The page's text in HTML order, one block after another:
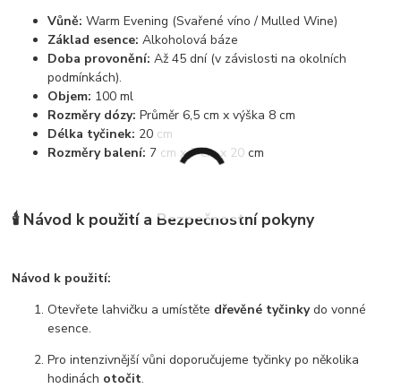
Vůně: Warm Evening (Svařené víno / Mulled Wine)
Základ esence: Alkoholová báze
Doba provonění: Až 45 dní (v závislosti na okolních
podmínkách).
Objem: 100 ml
Rozměry dózy: Průměr 6,5 cm x výška 8 cm
Délka tyčinek: 20 cm
Rozměry balení: 7 cm x 7 cm x 20 cm
🕯️ Návod k použití a Bezpečnostní pokyny
Návod k použití:
Otevřete lahvičku a umístěte dřevěné tyčinkydo vonné
esence.
Pro intenzivnější vůni doporučujeme tyčinky po několika
hodinách otočit.